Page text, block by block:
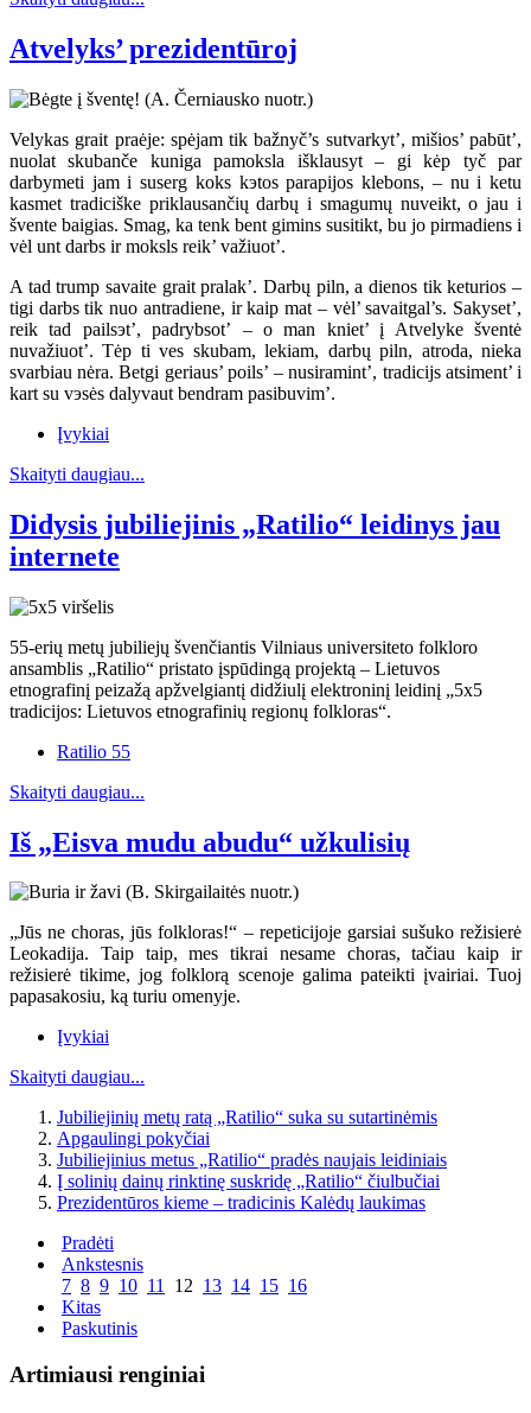
Atvelyks’ prezidentūroj
Velykas grait praėje: spėjam tik bažnyč’s sutvarkyt’, mišios’ pabūt’,
nuolat skubanče kuniga pamoksla išklausyt – gi kėp tyč par
darbymeti jam i suserg koks kэtos parapijos klebons, – nu i ketu
kasmet tradiciške priklausančių darbų i smagumų nuveikt, o jau i
švente baigias. Smag, ka tenk bent gimins susitikt, bu jo pirmadiens i
vėl unt darbs ir moksls reik’ važiuot’.
A tad trump savaite grait pralak’. Darbų piln, a dienos tik keturios –
tigi darbs tik nuo antradiene, ir kaip mat – vėl’ savaitgal’s. Sakyset’,
reik tad pailsэt’, padrybsot’ – o man kniet’ į Atvelyke šventė
nuvažiuot’. Tėp ti ves skubam, lekiam, darbų piln, atroda, nieka
svarbiau nėra. Betgi geriaus’ poils’ – nusiramint’, tradicijs atsiment’ i
kart su vэsės dalyvaut bendram pasibuvim’.
Įvykiai
Skaityti daugiau...
Didysis jubiliejinis „Ratilio“ leidinys jau
internete
55-erių metų jubiliejų švenčiantis Vilniaus universiteto folkloro
ansamblis „Ratilio“ pristato įspūdingą projektą – Lietuvos
etnografinį peizažą apžvelgiantį didžiulį elektroninį leidinį „5x5
tradicijos: Lietuvos etnografinių regionų folkloras“.
Ratilio 55
Skaityti daugiau...
Iš „Eisva mudu abudu“ užkulisių
„Jūs ne choras, jūs folkloras!“ – repeticijoje garsiai sušuko režisierė
Leokadija. Taip taip, mes tikrai nesame choras, tačiau kaip ir
režisierė tikime, jog folklorą scenoje galima pateikti įvairiai. Tuoj
papasakosiu, ką turiu omenyje.
Įvykiai
Skaityti daugiau...
Jubiliejinių metų ratą „Ratilio“ suka su sutartinėmis
Apgaulingi pokyčiai
Jubiliejinius metus „Ratilio“ pradės naujais leidiniais
Į solinių dainų rinktinę suskridę „Ratilio“ čiulbučiai
Prezidentūros kieme – tradicinis Kalėdų laukimas
Pradėti
Ankstesnis
7 8 9 10 11 12 13 14 15 16
Kitas
Paskutinis
Artimiausi renginiai